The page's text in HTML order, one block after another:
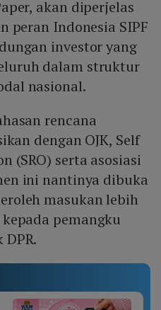
akan diperjelas
peran Indonesia SIPF
investor yang
dalam struktur
nasional.
rencana
dengan OJK, Self
(SRO) serta asosiasi
ini nantinya dibuka
masukan lebih
pemangku